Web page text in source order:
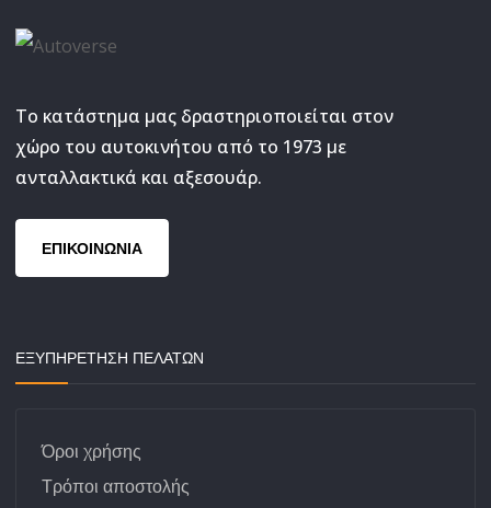
Το κατάστημα μας δραστηριοποιείται στον
χώρο του αυτοκινήτου από το 1973 με
ανταλλακτικά και αξεσουάρ.
ΕΠΙΚΟΙΝΩΝΙΑ
ΕΞΥΠΗΡΕΤΗΣΗ ΠΕΛΑΤΩΝ
Όροι χρήσης
Τρόποι αποστολής